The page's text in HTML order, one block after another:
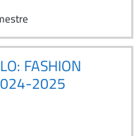
FASHION
2025